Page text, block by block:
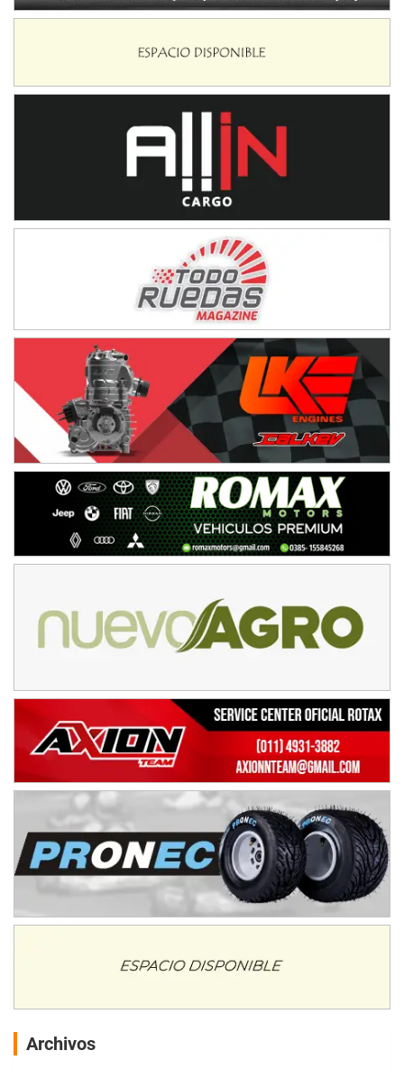
Archivos